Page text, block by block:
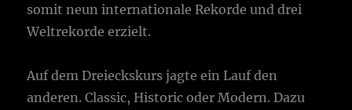
somit neun internationale Rekorde und drei
Weltrekorde erzielt.
Auf dem Dreieckskurs jagte ein Lauf den
anderen. Classic, Historic oder Modern. Dazu